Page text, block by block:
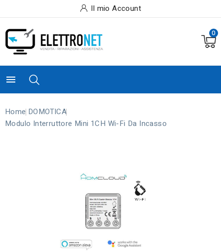
Il mio Account
0

Home DOMOTICA
Modulo Interruttore Mini 1CH Wi-Fi Da Incasso